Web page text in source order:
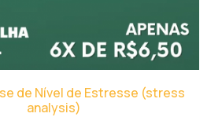
de Nível de Estresse (stress
analysis)